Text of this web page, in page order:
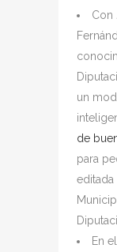
Con
un
de
para
editada
En